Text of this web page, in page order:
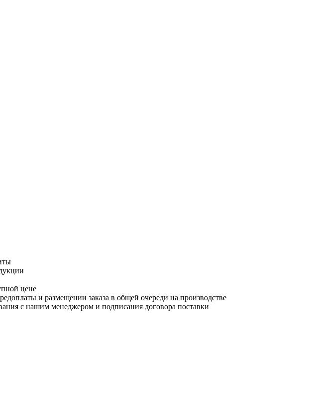
цене
и размещении заказа в общей очереди на производстве
с нашим менеджером и подписания договора поставки